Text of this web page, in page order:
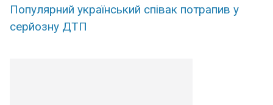
Популярний український співак потрапив у
серйозну ДТП